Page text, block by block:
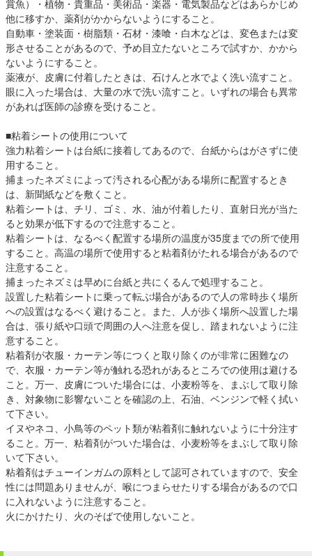
賞魚）・植物・貴重品・美術品・楽器・電気製品などはあらかじめ
他に移すか、薬剤がかからないようにすること。
自動車・塗装面・樹脂類・石材・漆喰・白木などは、変色または変
形させることがあるので、予め目立たないところで試すか、かから
ないようにすること。
薬液が、皮膚に付着したときは、石けんと水でよく洗い流すこと。
眼に入った場合は、大量の水で洗い流すこと。いずれの場合も異常
があれば医師の診療を受けること。
■粘着シートの使用について
強力粘着シートは台紙に接着してあるので、台紙からはがさずに使
用すること。
捕まったネズミによって汚される心配がある場所に配置するとき
は、新聞紙などを敷くこと。
粘着シートは、チリ、ゴミ、水、油が付着したり、直射日光が当た
ると効果が低下するので注意すること。
粘着シートは、なるべく配置する場所の温度が35度までの所で使用
すること。高温の場所で使用すると粘着剤がたれる場合があるので
注意すること。
捕まったネズミは早めに台紙と共にくるんで処理すること。
設置した粘着シートに乗って転ぶ場合があるので人の常時歩く場所
への設置はなるべく避けること。また、人が歩く場所へ設置した場
合は、張り紙や口頭で周囲の人へ注意を促し、踏まれないように注
意すること。
粘着剤が衣服・カーテン等につくと取り除くのが非常に困難なの
で、衣服・カーテン等が触れる恐れがあるところでの使用は避ける
こと。万一、皮膚についた場合には、小麦粉等を、まぶして取り除
き、対象物に影響ないことを確認の上、石油、ベンジンで軽く拭い
て下さい。
イヌやネコ、小鳥等のペット類が粘着剤に触れないように十分注す
ること。万一、粘着剤がついた場合は、小麦粉等をまぶして取り除
いて下さい。
粘着剤はチューインガムの原料として認可されていますので、安全
性には問題ありませんが、喉につまらせたりする場合があるので口
に入れないように注意すること。
火にかけたり、火のそばで使用しないこと。